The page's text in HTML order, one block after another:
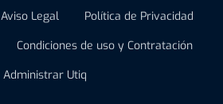
Aviso Legal
Política de Privacidad
Condiciones de uso y Contratación
Administrar Utiq